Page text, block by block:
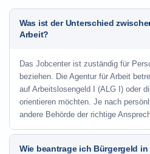
Was ist der Unterschied
Arbeit?
Das Jobcenter ist zuständig für
beziehen. Die Agentur für Arbeit
auf Arbeitslosengeld I (ALG I) oder
orientieren möchten. Je nach
andere Behörde der richtige
Wie beantrage ich Bürgergeld in